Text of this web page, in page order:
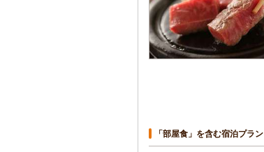
「部屋食」を含む宿泊プラン